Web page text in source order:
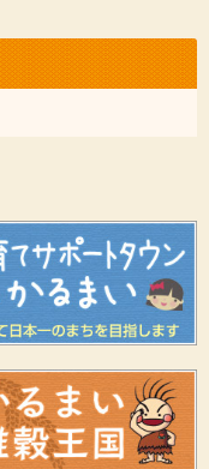
ョ
ン
を
表
示